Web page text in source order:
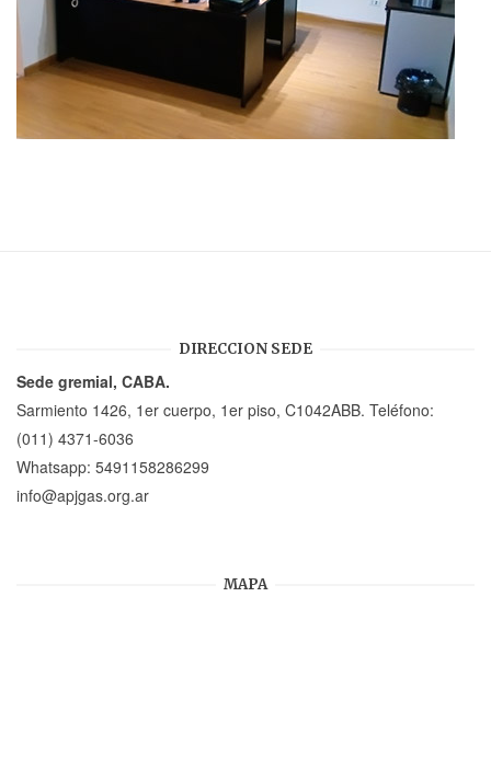
DIRECCION SEDE
Sede gremial, CABA.
Sarmiento 1426, 1er cuerpo, 1er piso, C1042ABB. Teléfono:
(011) 4371-6036
Whatsapp: 5491158286299
info@apjgas.org.ar
MAPA